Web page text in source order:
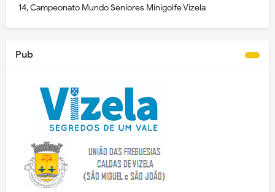
14, Campeonato Mundo Séniores Minigolfe Vizela
Pub